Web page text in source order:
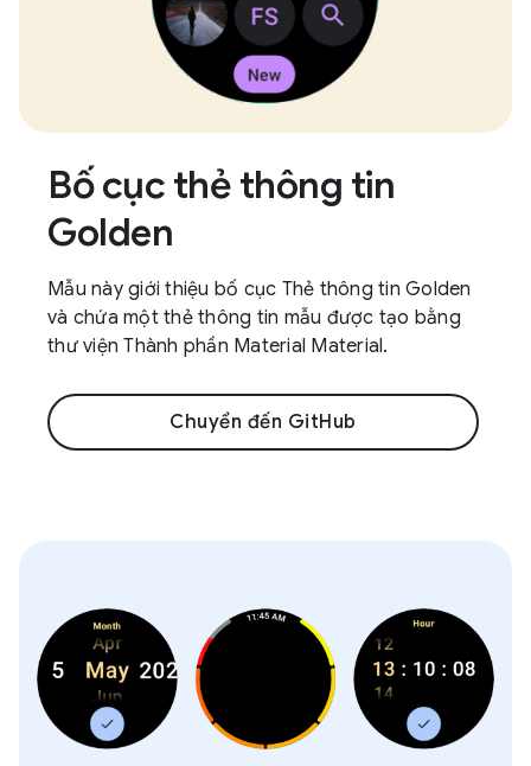
Bố cục thẻ thông tin
Golden
Mẫu này giới thiệu bố cục Thẻ thông tin Golden
và chứa một thẻ thông tin mẫu được tạo bằng
thư viện Thành phần Material Material.
Chuyển đến GitHub